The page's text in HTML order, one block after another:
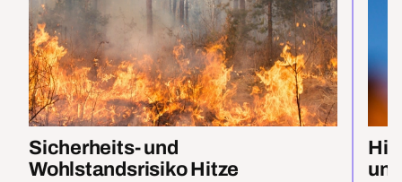
Sicherheits- und
Wohlstandsrisiko Hitze